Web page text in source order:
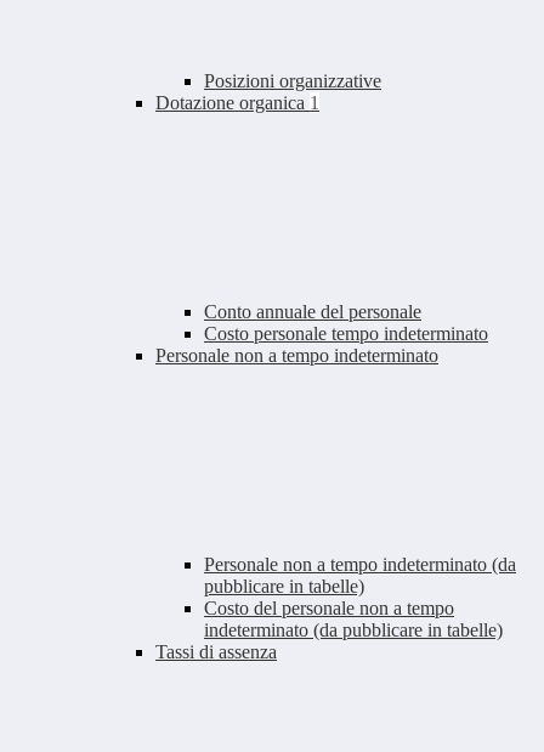
Posizioni organizzative
Dotazione organica 1
Conto annuale del personale
Costo personale tempo indeterminato
Personale non a tempo indeterminato
Personale non a tempo indeterminato (da
pubblicare in tabelle)
Costo del personale non a tempo
indeterminato (da pubblicare in tabelle)
Tassi di assenza